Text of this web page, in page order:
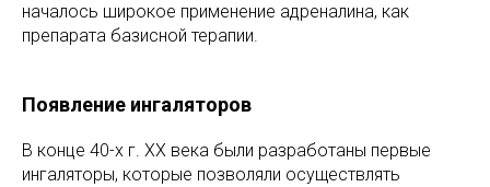
началось широкое применение адреналина, как
препарата базисной терапии.
Появление ингаляторов
В конце 40-х г. ХХ века были разработаны первые
ингаляторы, которые позволяли осуществлять